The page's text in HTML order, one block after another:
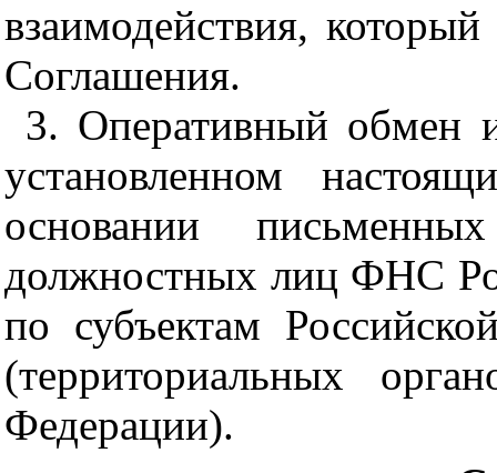
взаимодействия,
Соглашения.
3. Оперативный обмен
установленном
основании
должностных лиц ФНС
по субъектам
(территориальных
Федерации).